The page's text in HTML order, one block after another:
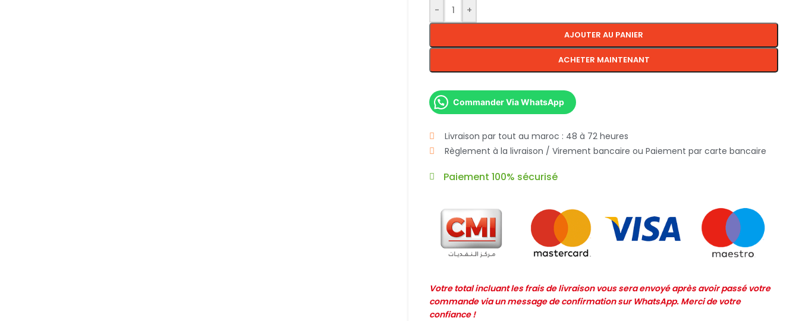
- +
AJOUTER AU PANIER
ACHETER MAINTENANT
Commander Via WhatsApp
Livraison par tout au maroc : 48 à 72 heures
Règlement à la livraison / Virement bancaire ou Paiement par carte bancaire
Paiement 100% sécurisé
Votre total incluant les frais de livraison vous sera envoyé après avoir passé votre
commande via un message de confirmation sur WhatsApp. Merci de votre
confiance !